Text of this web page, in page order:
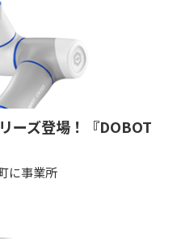
ーズ登場！『DOBOT
に事業所